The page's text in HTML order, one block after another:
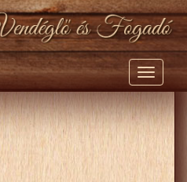
Toggle